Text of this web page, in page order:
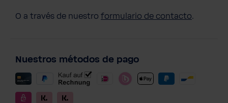
O a través de nuestro formulario de contacto.
Nuestros métodos de pago